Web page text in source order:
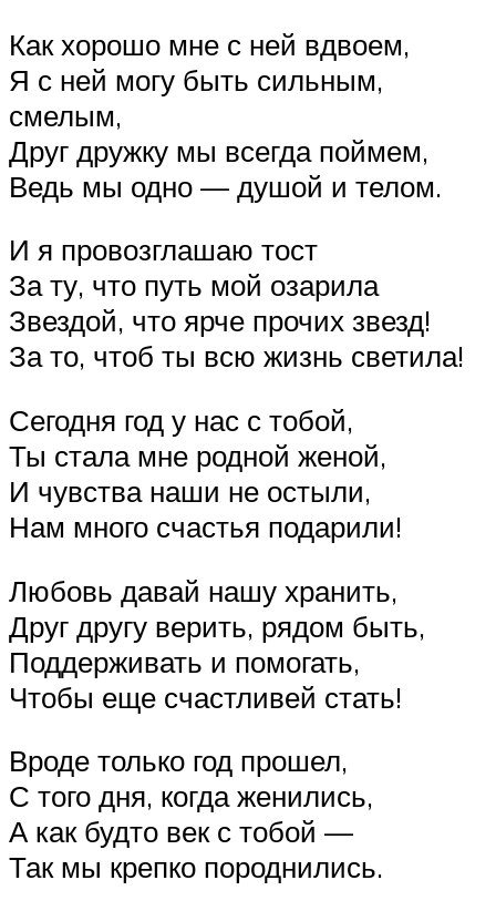
Как хорошо мне с ней вдвоем,
Я с ней могу быть сильным,
смелым,
Друг дружку мы всегда поймем,
Ведь мы одно — душой и телом.
И я провозглашаю тост
За ту, что путь мой озарила
Звездой, что ярче прочих звезд!
За то, чтоб ты всю жизнь светила!
Сегодня год у нас с тобой,
Ты стала мне родной женой,
И чувства наши не остыли,
Нам много счастья подарили!
Любовь давай нашу хранить,
Друг другу верить, рядом быть,
Поддерживать и помогать,
Чтобы еще счастливей стать!
Вроде только год прошел,
С того дня, когда женились,
А как будто век с тобой —
Так мы крепко породнились.